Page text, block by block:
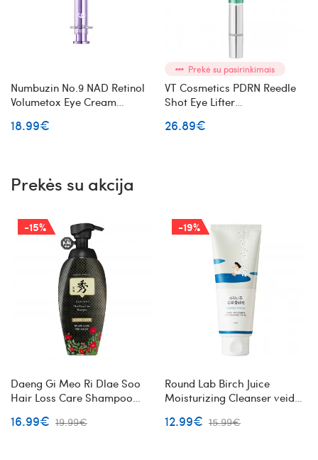
Numbuzin No.9 NAD Retinol
Volumetox Eye Cream
18.99€
Prekė su pasirinkimais
VT Cosmetics PDRN Reedle
Shot Eye Lifter
kremas su PDRN
26.89€
Prekės su akcija
-15%
Daeng Gi Meo Ri Dlae Soo
Hair Loss Care Shampoo
slinkimo su žolelių
16.99€ 19.99€
-19%
Round Lab Birch Juice
Moisturizing Cleanser veido
12.99€ 15.99€